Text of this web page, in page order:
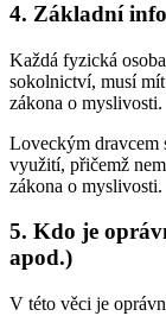
4. Základní
Každá fyzická
sokolnictví, musí
zákona o myslivosti.
Loveckým dravcem
využití, přičemž
zákona o myslivosti.
5. Kdo je
apod.)
V této věci je